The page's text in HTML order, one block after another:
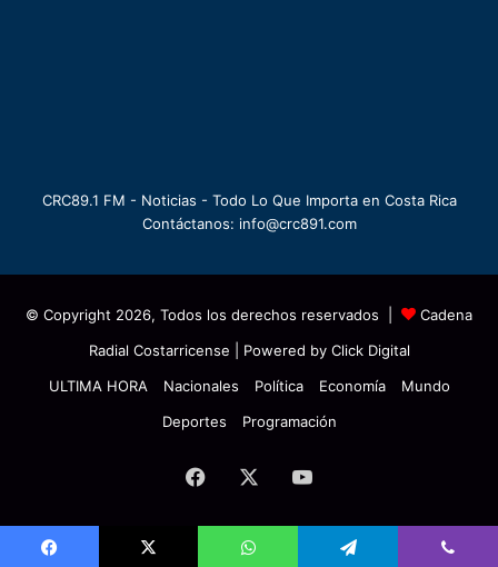
CRC89.1 FM - Noticias - Todo Lo Que Importa en Costa Rica
Contáctanos: info@crc891.com
© Copyright 2026, Todos los derechos reservados |
Cadena
Radial Costarricense | Powered by Click Digital
ULTIMA HORA
Nacionales Política Economía
Mundo
Deportes
Programación
Facebook YouTube